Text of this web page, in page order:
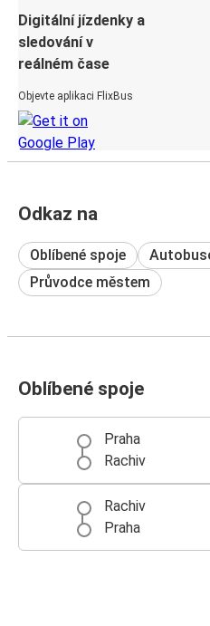
Digitální jízdenky a
sledování v
reálném čase
Objevte aplikaci FlixBus
Odkaz na
Oblíbené spoje
Průvodce městem
Oblíbené spoje
Praha
Rachiv
Rachiv
Praha